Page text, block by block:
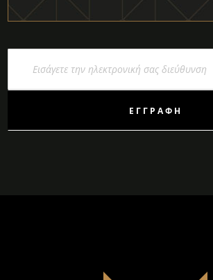
ΕΓΓΡΑΦΉ